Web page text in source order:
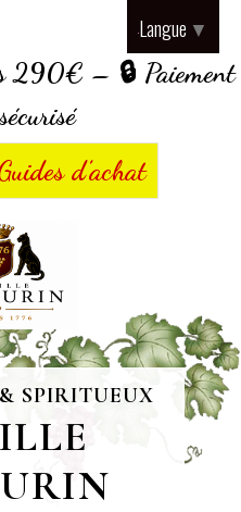
290€ – 🔒 Paiement
d’achat
SPIRITUEUX
Langue ▼